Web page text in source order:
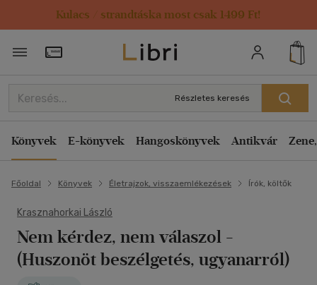
Kulacs / strandtáska most csak 1499 Ft!
Törzsvásárlói Kártya adatai
Részletes keresés
Könyvek E-könyvek Hangoskönyvek Antikvár
Főoldal Könyvek Életrajzok, visszaemlékezések Írók, költők
Krasznahorkai László
Nem kérdez, nem válaszol -
(Huszonöt beszélgetés, ugyanarról)